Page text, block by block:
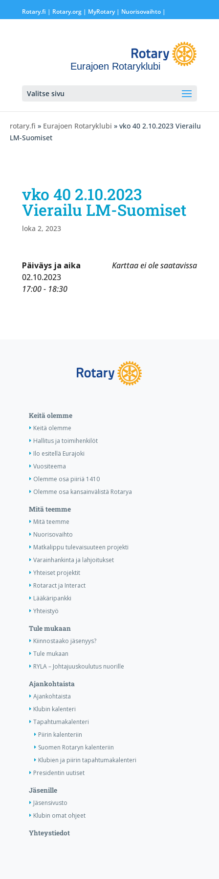
Rotary.fi | Rotary.org| MyRotary | Nuorisovaihto|
Eurajoen Rotaryklubi
Valitse sivu
rotary.fi » Eurajoen Rotaryklubi » vko 40 2.10.2023 Vierailu
LM-Suomiset
vko 40 2.10.2023
Vierailu LM-Suomiset
loka 2, 2023
Karttaa ei ole saatavissa
Päiväys ja aika
02.10.2023
17:00 - 18:30
Keitä olemme
Keitä olemme
Hallitus ja toimihenkilöt
Ilo esitellä Eurajoki
Vuositeema
Olemme osa piiriä 1410
Olemme osa kansainvälistä Rotarya
Mitä teemme
Mitä teemme
Nuorisovaihto
Matkalippu tulevaisuuteen projekti
Varainhankinta ja lahjoitukset
Yhteiset projektit
Rotaract ja Interact
Lääkäripankki
Yhteistyö
Tule mukaan
Kiinnostaako jäsenyys?
Tule mukaan
RYLA – Johtajuuskoulutus nuorille
Ajankohtaista
Ajankohtaista
Klubin kalenteri
Tapahtumakalenteri
Piirin kalenteriin
Suomen Rotaryn kalenteriin
Klubien ja piirin tapahtumakalenteri
Presidentin uutiset
Jäsenille
Jäsensivusto
Klubin omat ohjeet
Yhteystiedot